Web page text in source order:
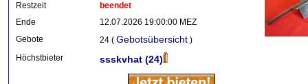
Restzeit
beendet
Ende
12.07.2026 19:00:00 MEZ
Gebote
24 ( Gebotsübersicht )
Höchstbieter
ssskvhat (24)